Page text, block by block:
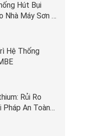
Hút Bụi
Nhà Máy Sơn |
Hệ Thống
Rủi Ro
Pháp An Toàn